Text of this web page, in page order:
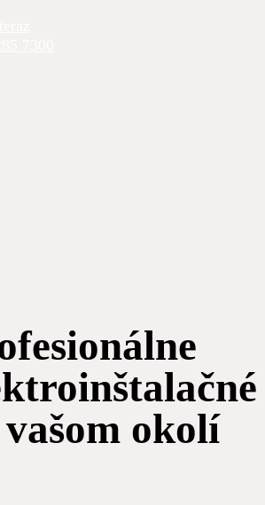
okolí